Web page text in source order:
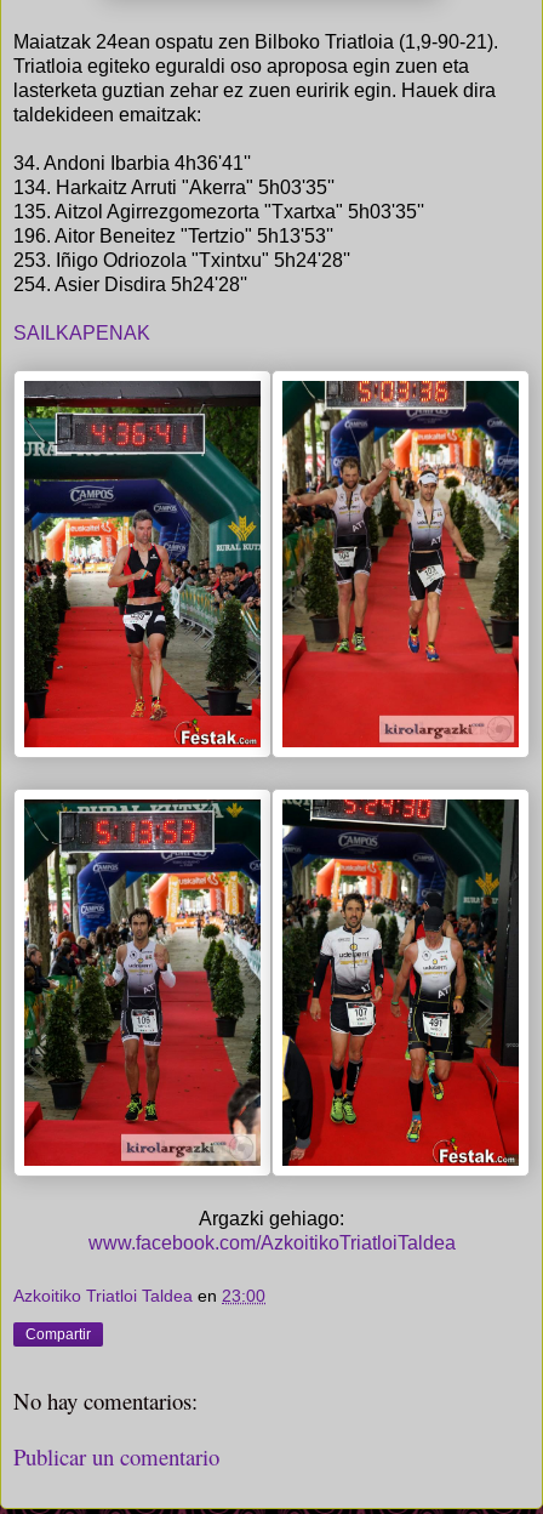
Maiatzak 24ean ospatu zen Bilboko Triatloia (1,9-90-21).
Triatloia egiteko eguraldi oso aproposa egin zuen eta
lasterketa guztian zehar ez zuen euririk egin. Hauek dira
taldekideen emaitzak:
34. Andoni Ibarbia 4h36'41''
134. Harkaitz Arruti "Akerra" 5h03'35''
135. Aitzol Agirrezgomezorta "Txartxa" 5h03'35''
196. Aitor Beneitez "Tertzio" 5h13'53''
253. Iñigo Odriozola "Txintxu" 5h24'28''
254. Asier Disdira 5h24'28''
SAILKAPENAK
Argazki gehiago:
www.facebook.com/AzkoitikoTriatloiTaldea
Azkoitiko Triatloi Taldea en 23:00
Compartir
No hay comentarios:
Publicar un comentario